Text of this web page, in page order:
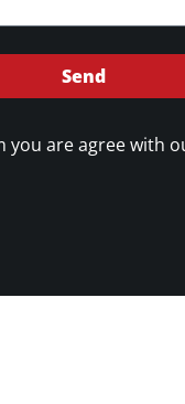
Send
you are agree with